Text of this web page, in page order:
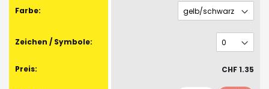
CHF 1.35